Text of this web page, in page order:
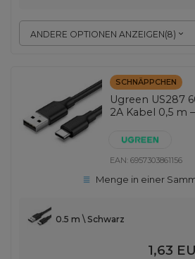
ANDERE OPTIONEN ANZEIGEN(8)
SCHNÄPPCHEN
Ugreen US287
2A Kabel 0,5 m
EAN:6957303861156
Menge in einer
0.5 m \ Schwarz
1,63